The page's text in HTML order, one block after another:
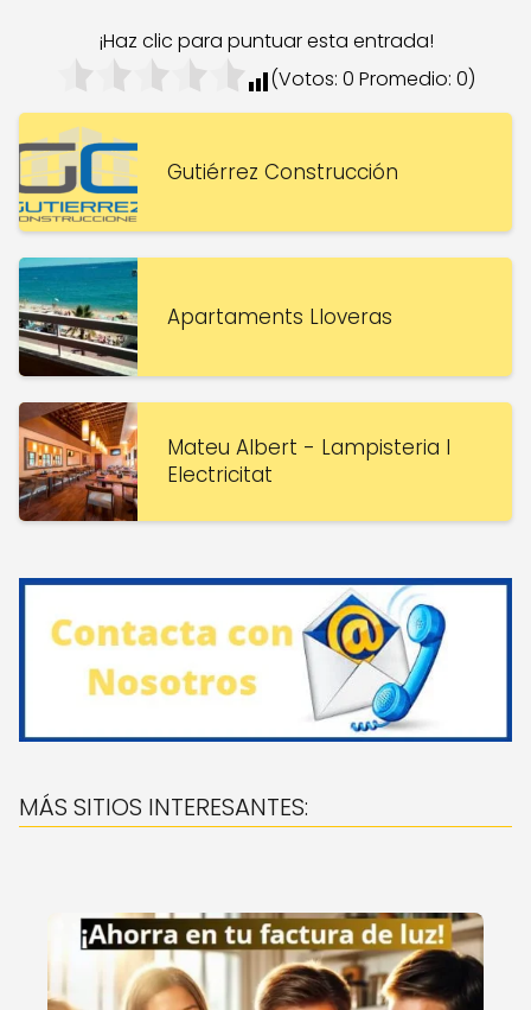
¡Haz clic para puntuar esta entrada!
(Votos: 0 Promedio: 0)
Gutiérrez Construcción
Apartaments Lloveras
Mateu Albert - Lampisteria I
Electricitat
MÁS SITIOS INTERESANTES: